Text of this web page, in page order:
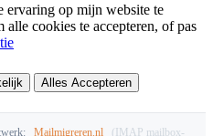
ervaring op mijn website te
cookies te accepteren, of pas
Alles Accepteren
Mailmigreren.nl (IMAP mailbox-